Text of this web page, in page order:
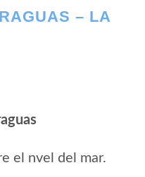
– LA
el nvel del mar.